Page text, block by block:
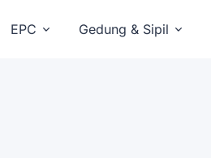
EPC Gedung & Sipil